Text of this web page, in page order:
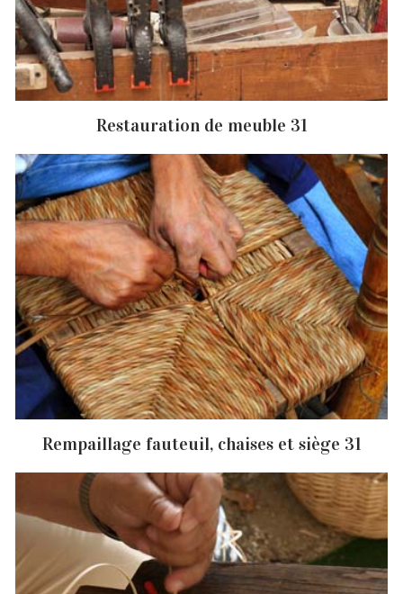
Restauration de meuble 31
Rempaillage fauteuil, chaises et siège 31